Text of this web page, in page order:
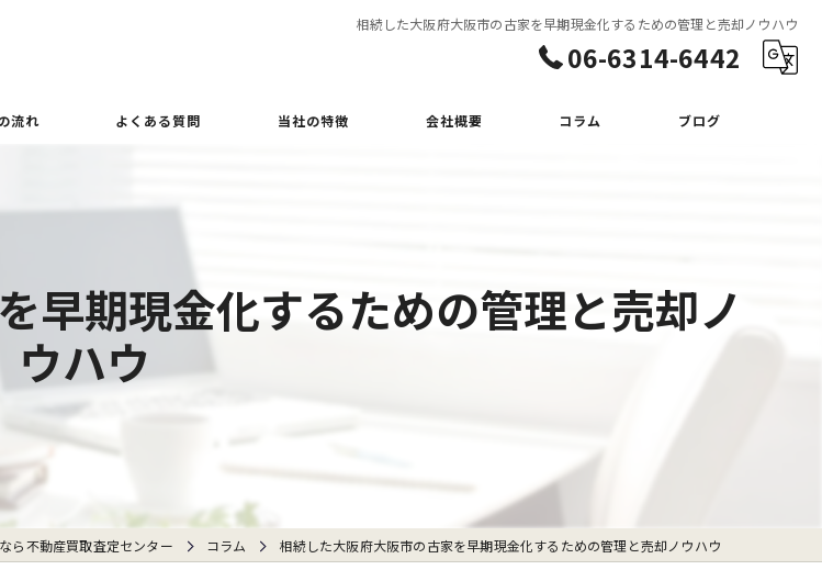
相続した大阪府大阪市の古家を早期現金化するための管理と売却ノウハウ
06-6314-6442
流れ よくある質問 当社の特徴
土地
会社概要 コラム ブログ
早期現金化するための管理と売却ノ
ウハウ
ら不動産買取査定センター コラム 相続した大阪府大阪市の古家を早期現金化するための管理と売却ノウハウ